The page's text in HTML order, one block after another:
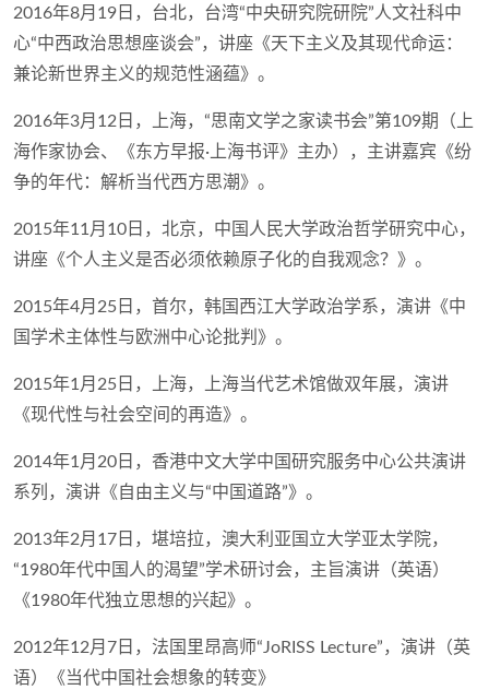
2016年8月19日，台北，台湾“中央研究院研院”人文社科中
心“中西政治思想座谈会”，讲座《天下主义及其现代命运：
兼论新世界主义的规范性涵蕴》。
2016年3月12日，上海，“思南文学之家读书会”第109期（上
海作家协会、《东方早报·上海书评》主办），主讲嘉宾《纷
争的年代：解析当代西方思潮》。
2015年11月10日，北京，中国人民大学政治哲学研究中心，
讲座《个人主义是否必须依赖原子化的自我观念？》。
2015年4月25日，首尔，韩国西江大学政治学系，演讲《中
国学术主体性与欧洲中心论批判》。
2015年1月25日，上海，上海当代艺术馆做双年展，演讲
《现代性与社会空间的再造》。
2014年1月20日，香港中文大学中国研究服务中心公共演讲
系列，演讲《自由主义与“中国道路”》。
2013年2月17日，堪培拉，澳大利亚国立大学亚太学院，
“1980年代中国人的渴望”学术研讨会，主旨演讲（英语）
《1980年代独立思想的兴起》。
2012年12月7日，法国里昂高师“JoRISS Lecture”，演讲（英
语）《当代中国社会想象的转变》